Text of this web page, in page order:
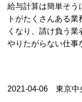
給与計算は簡単そう
トがたくさんある
くなり、請け負う
やりたがらない仕事
2021-04-06 東京中